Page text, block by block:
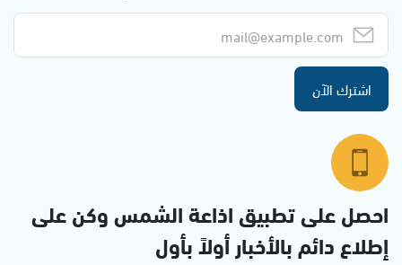
اشترك الآن
احصل على تطبيق اذاعة الشمس وكن على
إطلاع دائم بالأخبار أولاً بأول